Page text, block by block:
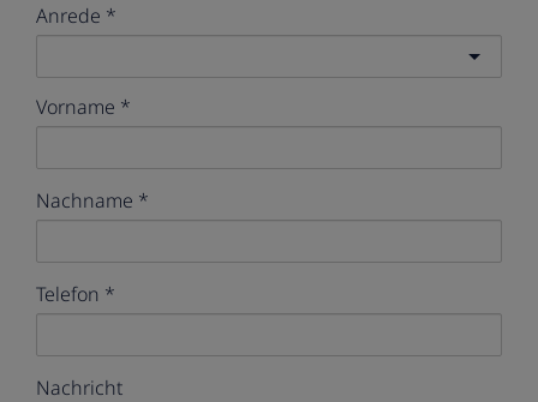
Anrede
Vorname
Nachname
Telefon
Nachricht